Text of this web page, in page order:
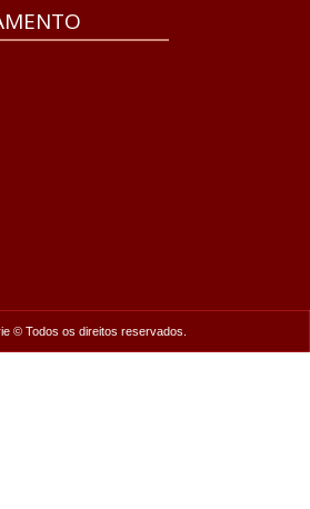
© Todos os direitos reservados.